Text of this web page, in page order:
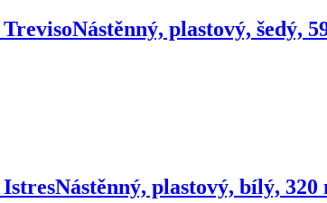
Nástěnný, plastový, šedý,
Nástěnný, plastový, bílý, 320